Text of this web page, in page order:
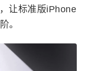
让标准版iPhone
。